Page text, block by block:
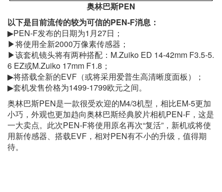
奥林巴斯PEN
以下是目前流传的较为可信的PEN-F消息：
▶PEN-F发布的日期为1月27日；
▶将使用全新2000万像素传感器；
▶该套机镜头将有两种搭配：M.Zuiko ED 14-42mm F3.5-5.
6 EZ或M.Zuiko 17mm F1.8；
▶将搭载全新的EVF（或将采用爱普生高清晰度面板）；
▶套机发售价格为1499-1799欧元之间。
奥林巴斯PEN是一款很受欢迎的M4/3机型，相比EM-5更加
小巧，外观也更加趋向奥林巴斯经典胶片相机PEN-F，这是
一大卖点。此次PEN-F将使用原名再次“复活”，新机或将使
用新传感器、搭载EVF，相对PEN有不小的升级，值得期
待。